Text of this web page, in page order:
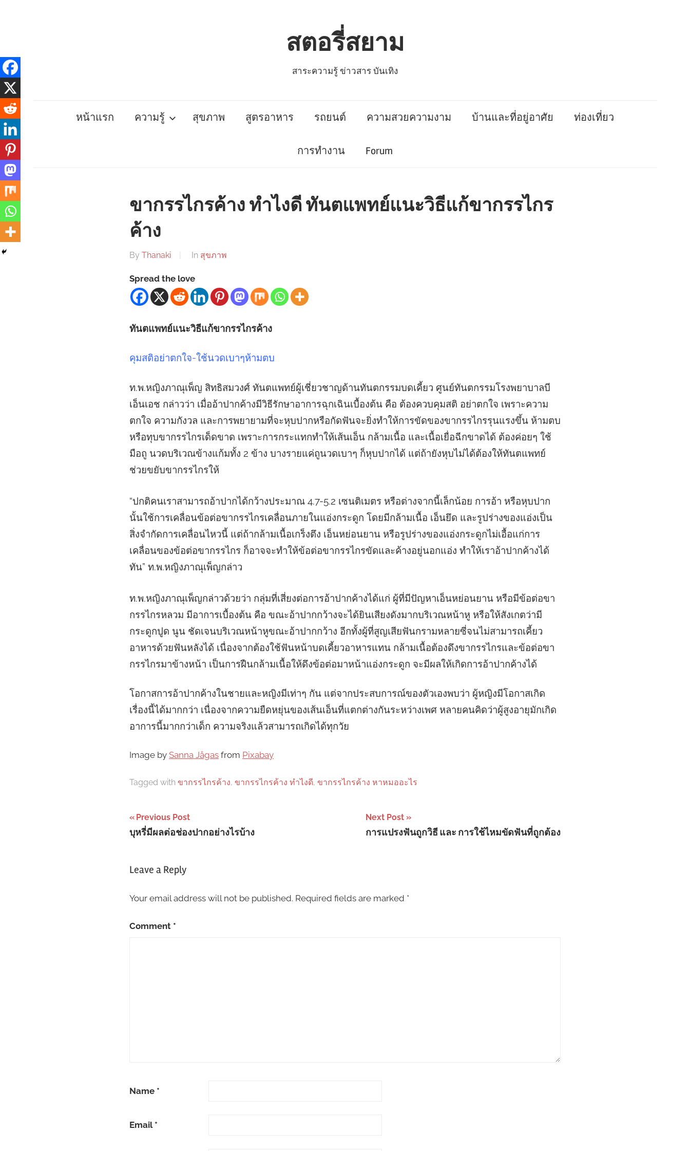
สตอรี่สยาม
สาระความรู้ ข่าวสาร บันเทิง
หน้าแรก ความรู้ สุขภาพ สูตรอาหาร รถยนต์ ความสวยความงาม บ้านและที่อยู่อาศัย ท่องเที่ยว
การทำงาน Forum
ขากรรไกรค้าง ทำไงดี ทันตแพทย์แนะวิธีแก้ขากรรไกร
ค้าง
By Thanaki In สุขภาพ
Spread the love
ทันตแพทย์แนะวิธีแก้ขากรรไกรค้าง
คุมสติอย่าตกใจ-ใช้นวดเบาๆห้ามตบ
ท.พ.หญิงภาณุเพ็ญ สิทธิสมวงศ์ ทันตแพทย์ผู้เชี่ยวชาญด้านทันตกรรมบดเคี้ยว ศูนย์ทันตกรรมโรงพยาบาลบี
เอ็นเอช กล่าวว่า เมื่ออ้าปากค้างมีวิธีรักษาอาการฉุกเฉินเบื้องต้น คือ ต้องควบคุมสติ อย่าตกใจ เพราะความ
ตกใจ ความกังวล และการพยายามที่จะหุบปากหรือกัดฟันจะยิ่งทำให้การขัดของขากรรไกรรุนแรงขึ้น ห้ามตบ
หรือทุบขากรรไกรเด็ดขาด เพราะการกระแทกทำให้เส้นเอ็น กล้ามเนื้อ และเนื้อเยื่อฉีกขาดได้ ต้องค่อยๆ ใช้
มือถู นวดบริเวณข้างแก้มทั้ง 2 ข้าง บางรายแค่ถูนวดเบาๆ ก็หุบปากได้ แต่ถ้ายังหุบไม่ได้ต้องให้ทันตแพทย์
ช่วยขยับขากรรไกรให้
“ปกติคนเราสามารถอ้าปากได้กว้างประมาณ 4.7-5.2 เซนติเมตร หรือต่างจากนี้เล็กน้อย การอ้า หรือหุบปาก
นั้นใช้การเคลื่อนข้อต่อขากรรไกรเคลื่อนภายในแอ่งกระดูก โดยมีกล้ามเนื้อ เอ็นยึด และรูปร่างของแอ่งเป็น
สิ่งจำกัดการเคลื่อนไหวนี้ แต่ถ้ากล้ามเนื้อเกร็งตึง เอ็นหย่อนยาน หรือรูปร่างของแอ่งกระดูกไม่เอื้อแก่การ
เคลื่อนของข้อต่อขากรรไกร ก็อาจจะทำให้ข้อต่อขากรรไกรขัดและค้างอยู่นอกแอ่ง ทำให้เราอ้าปากค้างได้
ทัน” ท.พ.หญิงภาณุเพ็ญกล่าว
ท.พ.หญิงภาณุเพ็ญกล่าวด้วยว่า กลุ่มที่เสี่ยงต่อการอ้าปากค้างได้แก่ ผู้ที่มีปัญหาเอ็นหย่อนยาน หรือมีข้อต่อขา
กรรไกรหลวม มีอาการเบื้องต้น คือ ขณะอ้าปากกว้างจะได้ยินเสียงดังมากบริเวณหน้าหู หรือให้สังเกตว่ามี
กระดูกปูด นูน ชัดเจนบริเวณหน้าหูขณะอ้าปากกว้าง อีกทั้งผู้ที่สูญเสียฟันกรามหลายซี่จนไม่สามารถเคี้ยว
อาหารด้วยฟันหลังได้ เนื่องจากต้องใช้ฟันหน้าบดเคี้ยวอาหารแทน กล้ามเนื้อต้องดึงขากรรไกรและข้อต่อขา
กรรไกรมาข้างหน้า เป็นการฝืนกล้ามเนื้อให้ดึงข้อต่อมาหน้าแอ่งกระดูก จะมีผลให้เกิดการอ้าปากค้างได้
โอกาสการอ้าปากค้างในชายและหญิงมีเท่าๆ กัน แต่จากประสบการณ์ของตัวเองพบว่า ผู้หญิงมีโอกาสเกิด
เรื่องนี้ได้มากกว่า เนื่องจากความยืดหยุ่นของเส้นเอ็นที่แตกต่างกันระหว่างเพศ หลายคนคิดว่าผู้สูงอายุมักเกิด
อาการนี้มากกว่าเด็ก ความจริงแล้วสามารถเกิดได้ทุกวัย
Image by Sanna Jågas from Pixabay
Tagged with ขากรรไกรค้าง, ขากรรไกรค้าง ทําไงดี, ขากรรไกรค้าง หาหมออะไร
Post
navigation
Previous Post
บุหรี่มีผลต่อช่องปากอย่างไรบ้าง
Next Post
การแปรงฟันถูกวิธี และ การใช้ไหมขัดฟันที่ถูกต้อง
Leave a Reply
Your email address will not be published. Required fields are marked *
Comment *
Name *
Email *